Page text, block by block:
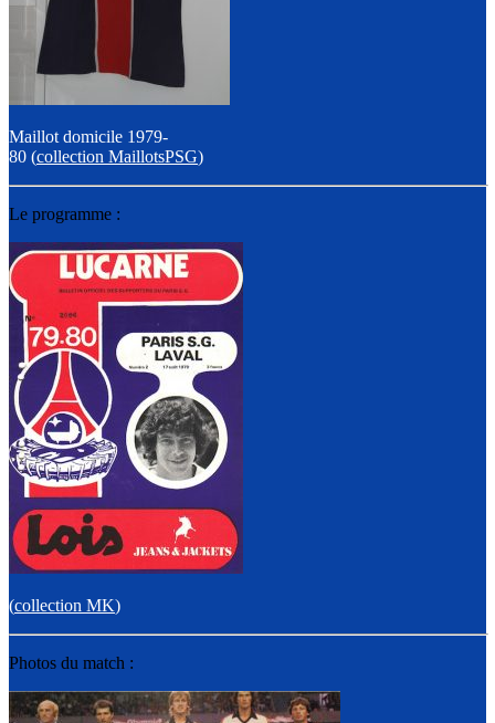
Maillot domicile 1979-
80 (collection MaillotsPSG)
Le programme :
(collection MK)
Photos du match :